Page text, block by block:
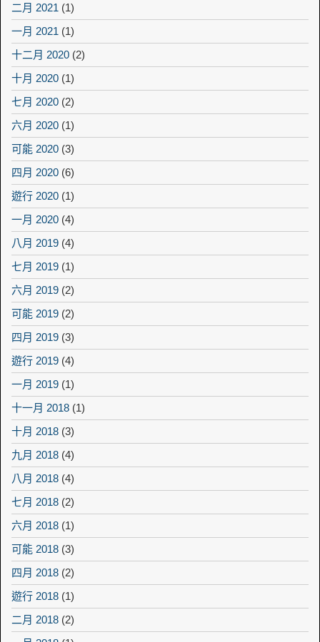
二月 2021 (1)
一月 2021 (1)
十二月 2020 (2)
十月 2020 (1)
七月 2020 (2)
六月 2020 (1)
可能 2020 (3)
四月 2020 (6)
遊行 2020 (1)
一月 2020 (4)
八月 2019 (4)
七月 2019 (1)
六月 2019 (2)
可能 2019 (2)
四月 2019 (3)
遊行 2019 (4)
一月 2019 (1)
十一月 2018 (1)
十月 2018 (3)
九月 2018 (4)
八月 2018 (4)
七月 2018 (2)
六月 2018 (1)
可能 2018 (3)
四月 2018 (2)
遊行 2018 (1)
二月 2018 (2)